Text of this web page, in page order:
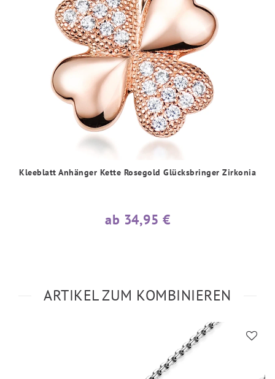
Kleeblatt Anhänger Kette Rosegold Glücksbringer Zirkonia
ab 34,95 €
ARTIKEL ZUM KOMBINIEREN